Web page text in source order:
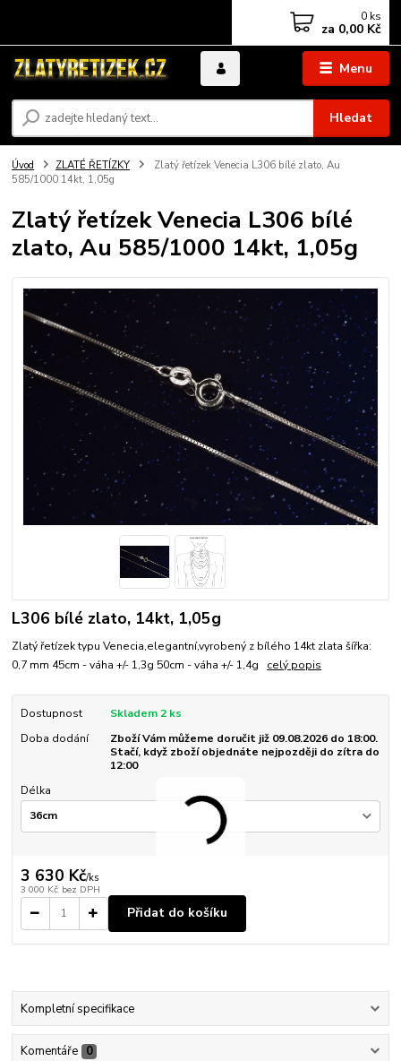
Menu
Hledat
0 ks
za 0,00 Kč
Úvod ZLATÉ ŘETÍZKY
Zlatý řetízek Venecia L306 bílé zlato, Au
585/1000 14kt, 1,05g
Zlatý řetízek Venecia L306 bílé
zlato, Au 585/1000 14kt, 1,05g
L306 bílé zlato, 14kt, 1,05g
Zlatý řetízek typu Venecia,elegantní,vyrobený z bílého 14kt zlata šířka:
0,7 mm 45cm - váha +/- 1,3g 50cm - váha +/- 1,4g celý popis
Dostupnost
Skladem 2 ks
Doba dodání
Zboží Vám můžeme doručit již 09.08.2026 do 18:00.
Stačí, když zboží objednáte nejpozději do zítra do
12:00
Délka
3 630 Kč/ks
3 000 Kč bez DPH
Přidat do košíku
Kompletní specifikace
Komentáře 0